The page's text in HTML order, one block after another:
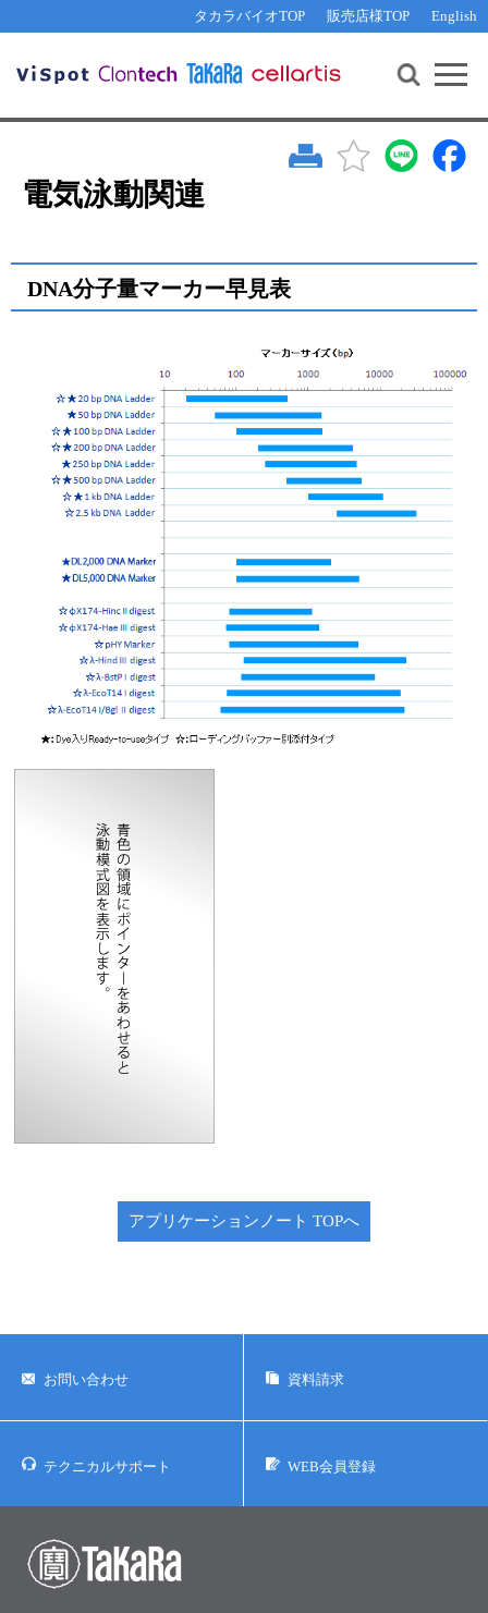
タカラバイオTOP 販売店様TOP English
機能解析・サイレンシング
核酸抽出・精製・標識
リアルタイムPCR（qPCR）
装置・ソフトウェア
テクニカルサポートライン
その他 ライセンスに関するご相談
遺伝子組換え生物該当製品
研究支援ツール
Cut-Site Navigator 制限酵素切断サイトの検索
抗体検索サイト
リアルタイムPCR（インターカレーター法）
プライマー検索・注文
プライマー・プローブ検索・注文
機器ソフトウェア・ベクター配列ダウンロード
ラーニングセンター
実験ガイド
リアルタイムPCR実験ガイド
遺伝子検査ガイド（食品・水質・家畜他）
NGSポータルサイト
幹細胞・再生医療研究ガイド
細胞選択ガイド
エピジェネティクス実験ガイド
RNAi実験ガイド
アプリケーションノート
プロトコール集
ユーザーズボイス集
動画ライブラリー
お問い合わせ WEB会員登録
電気泳動関連
DNA分子量マーカー早見表
アプリケーションノート TOPへ
お問い合わせ 資料請求
テクニカルサポート WEB会員登録